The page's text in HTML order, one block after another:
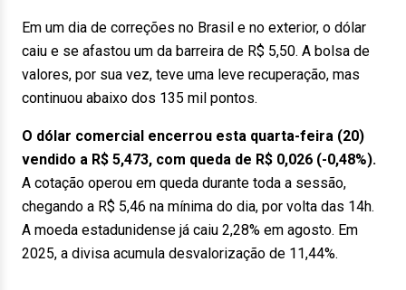
Em um dia de correções no Brasil e no exterior, o dólar
caiu e se afastou um da barreira de R$ 5,50. A bolsa de
valores, por sua vez, teve uma leve recuperação, mas
continuou abaixo dos 135 mil pontos.
O dólar comercial encerrou esta quarta-feira (20)
vendido a R$ 5,473, com queda de R$ 0,026 (-0,48%).
A cotação operou em queda durante toda a sessão,
chegando a R$ 5,46 na mínima do dia, por volta das 14h.
A moeda estadunidense já caiu 2,28% em agosto. Em
2025, a divisa acumula desvalorização de 11,44%.